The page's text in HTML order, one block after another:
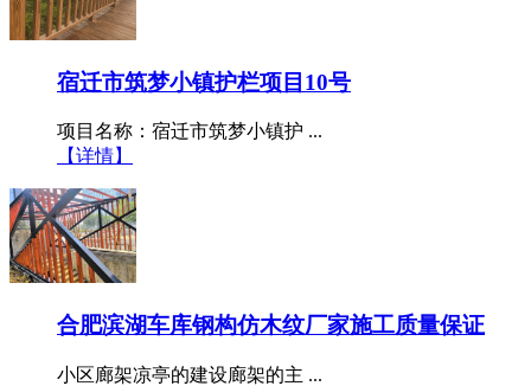
宿迁市筑梦小镇护栏项目10号
​项目名称：宿迁市筑梦小镇护 ...
【详情】
合肥滨湖车库钢构仿木纹厂家施工质量保证
​小区廊架凉亭的建设廊架的主 ...